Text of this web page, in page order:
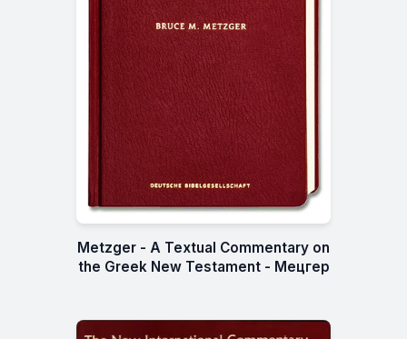
Metzger - A Textual Commentary on
the Greek New Testament - Мецгер